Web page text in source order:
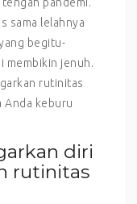
sama lelahnya
begitu-
membikin jenuh.
rutinitas
Anda keburu
diri
rutinitas